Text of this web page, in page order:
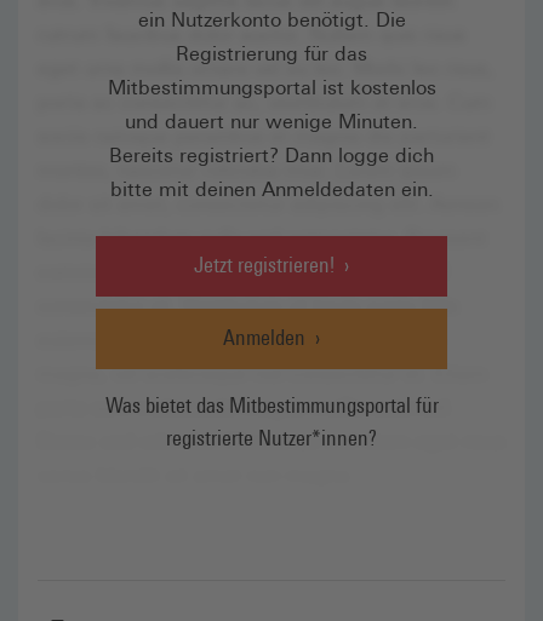
ein Nutzerkonto benötigt. Die
Registrierung für das
Mitbestimmungsportal ist kostenlos
und dauert nur wenige Minuten.
Bereits registriert? Dann logge dich
bitte mit deinen Anmeldedaten ein.
Jetzt registrieren!
Anmelden
Was bietet das Mitbestimmungsportal für
registrierte Nutzer*innen?